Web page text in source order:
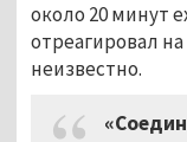
около 20 минут
отреагировал
неизвестно.